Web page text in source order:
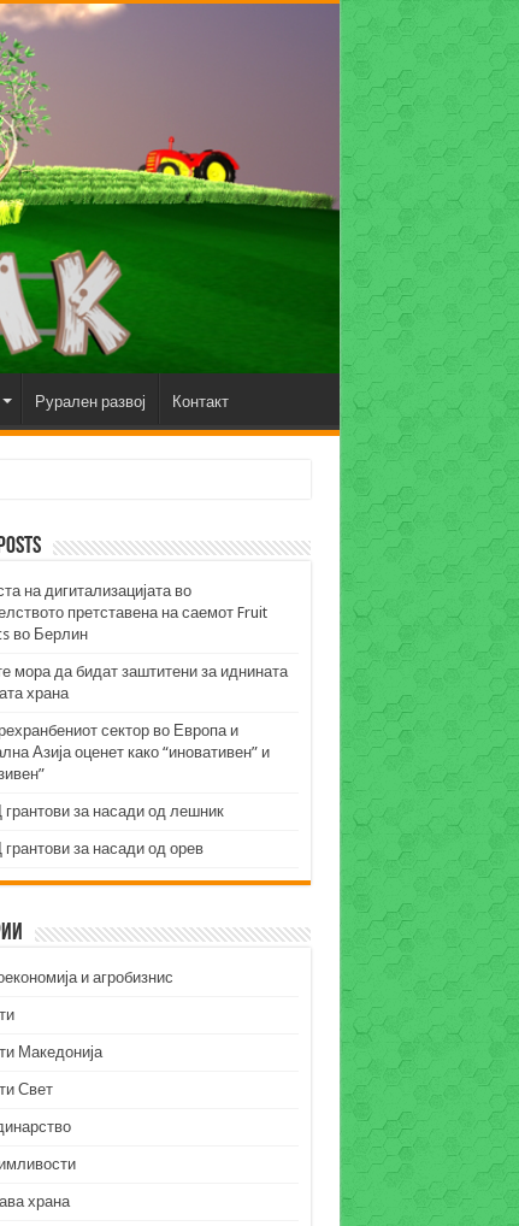
Рурален развој Контакт
на дигитализацијата во
претставена на саемот Fruit
во Берлин
мора да бидат заштитени за иднината
храна
сектор во Европа и
Азија оценет како “иновативен” и
за насади од лешник
за насади од орев
и агробизнис
Македонија
Свет
храна